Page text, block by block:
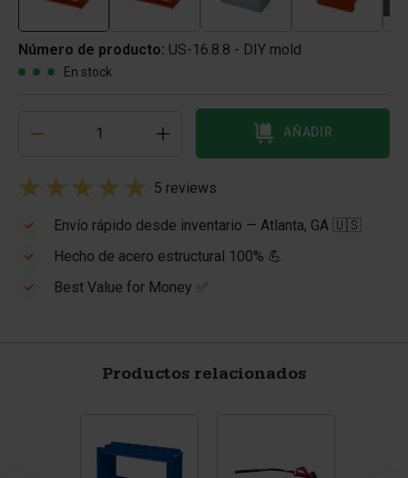
Número de producto: US-16.8.8 - DIY mold
En stock
AÑADIR
5 reviews
Envío rápido desde inventario — Atlanta, GA 🇺🇸
Hecho de acero estructural 100% 💪
Best Value for Money ✅
Productos relacionados